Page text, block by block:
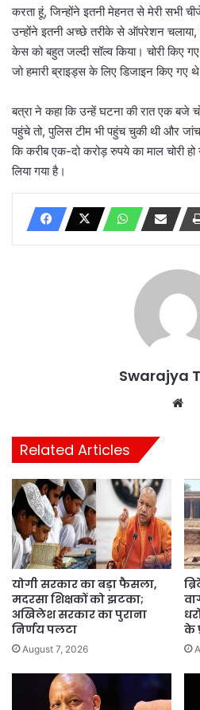
करता हूं, जिन्होंने इतनी मेहनत से मेरी सभी
उन्होंने इतनी अच्छे तरीके से ऑपरेशन चलाया,
केस को बहुत जल्दी सॉल्व किया। चोरी किए
जो हमारी ब्राइड्स के लिए डिजाइन किए गए
बत्रा ने कहा कि उन्हें घटना की रात एक बजे
पहुंचे तो, पुलिस टीम भी पहुंच चुकी थी और
कि करीब एक-दो करोड़ रुपये का माल चोरी
लिया गया है।
Swarajya
Related Articles
योगी सरकार का बड़ा फैसला,
मदरसा शिक्षकों को झटका;
अखिलेश सरकार का पुराना
निर्णय पलटा
August 7, 2026
के